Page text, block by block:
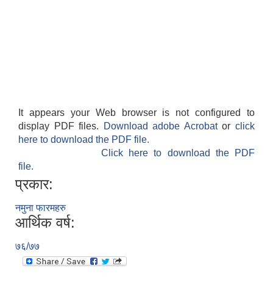
It appears your Web browser is not configured to
display PDF files.
Download adobe Acrobatorclick
here to download the PDF file.
Click here to download the PDF
file.
प्रकार:
नमुना फारमहरु
आर्थिक वर्ष:
७६/७७